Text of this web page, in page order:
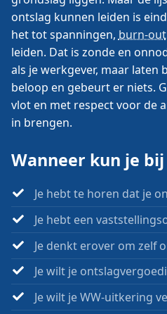
ontslag kunnen leiden is
het tot spanningen, burn-out
leiden. Dat is zonde en
als je werkgever, maar laten
beloop en gebeurt er niets.
vlot en met respect voor de
in brengen.
Wanneer kun je
Je hebt te horen dat je
Je hebt een
Je denkt erover om zelf
Je wilt je
Je wilt je WW-uitkering